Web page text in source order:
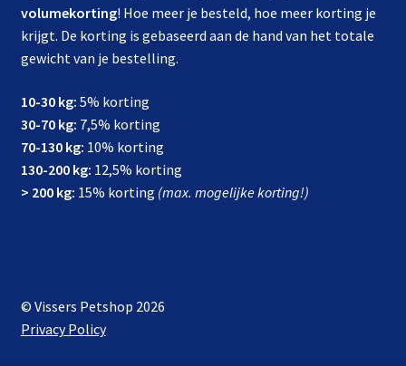
volumekorting! Hoe meer je besteld, hoe meer korting je
krijgt. De korting is gebaseerd aan de hand van het totale
gewicht van je bestelling.
10-30 kg: 5% korting
30-70 kg: 7,5% korting
70-130 kg: 10% korting
130-200 kg: 12,5% korting
> 200 kg: 15% korting (max. mogelijke korting!)
© Vissers Petshop 2026
Privacy Policy